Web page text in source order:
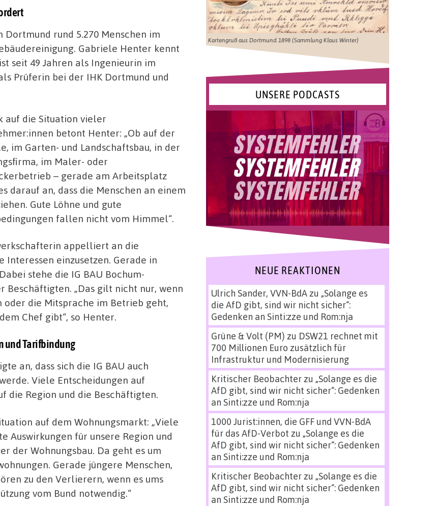
rund 5.270 Menschen im
Gabriele Henter kennt
seit 49 Jahren als Ingenieurin im
Prüferin bei der IHK Dortmund und
auf die Situation vieler
betont Henter: „Ob auf der
im Garten- und Landschaftsbau, in der
im Maler- oder
– gerade am Arbeitsplatz
darauf an, dass die Menschen an einem
Gute Löhne und gute
fallen nicht vom Himmel“.
appelliert an die
einzusetzen. Gerade in
stehe die IG BAU Bochum-
Beschäftigten. „Das gilt nicht nur, wenn
oder die Mitsprache im Betrieb geht,
Chef gibt“, so Henter.
und Tarifbindung
an, dass sich die IG BAU auch
Viele Entscheidungen auf
die Region und die Beschäftigten.
auf dem Wohnungsmarkt: „Viele
für unsere Region und
der Wohnungsbau. Da geht es um
Gerade jüngere Menschen,
zu den Verlierern, wenn es ums
vom Bund notwendig.“
Kartengruß aus Dortmund 1898 (Sammlung Klaus Winter)
UNSERE PODCASTS
NEUE REAKTIONEN
Ulrich Sander, VVN-BdAzu „Solange es
die AfD gibt, sind wir nicht sicher“:
Gedenken an Sinti:zze und Rom:nja
Grüne & Volt (PM) zu DSW21 rechnet mit
700 Millionen Euro zusätzlich für
Infrastruktur und Modernisierung
Kritischer Beobachterzu „Solange es die
AfD gibt, sind wir nicht sicher“: Gedenken
an Sinti:zze und Rom:nja
1000 Jurist:innen, die GFF und VVN-BdA
für das AfD-Verbot zu „Solange es die
AfD gibt, sind wir nicht sicher“: Gedenken
an Sinti:zze und Rom:nja
Kritischer Beobachterzu „Solange es die
AfD gibt, sind wir nicht sicher“: Gedenken
an Sinti:zze und Rom:nja